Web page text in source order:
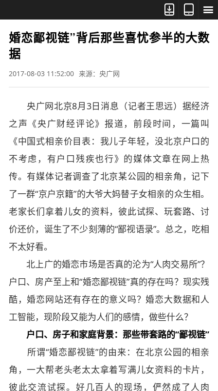



婚恋鄙视链”背后那些喜忧参半的大数
据
2017-08-03 11:52:00 来源：央广网
央广网北京8月3日消息（记者王思远）据经济
之声《央广财经评论》报道，前段时间，一篇叫
《中国式相亲价目表：我儿子年轻，没北京户口的
不考虑，有户口残疾也行》的媒体文章在网上热
传。有媒体记者调查了北京某公园的相亲角，记下
了一群“京户京籍”的大爷大妈替子女相亲的众生相。
老家长们拿着儿女的资料，彼此试探、玩套路、讨
价还价，诞生了不少刻薄的“鄙视语录”。总之，吃相
不太好看。
北上广的婚恋市场是否真的沦为“人肉交易所”？
户口、房产至上和“婚恋鄙视链”真的存在吗？现实残
酷，婚恋网站还有存在的意义吗？婚恋大数据和人
工智能，现阶段又能为人们的感情，做些什么？
户口、房子和家庭背景：那些带套路的“鄙视链”
所谓“婚恋鄙视链”的由来：在北京公园的相亲
角，一大帮老头老太太拿着写满儿女资料的卡片，
彼此交流试探。好几百人的现场，俨然成了人肉